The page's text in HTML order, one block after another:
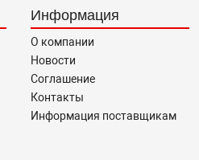
Информация
О компании
Новости
Соглашение
Контакты
Информация поставщикам